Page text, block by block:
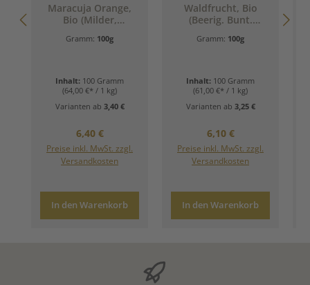
Maracuja Orange,
Bio (Milder,
aromatisierter
Gramm: 100g
Inhalt: 100 Gramm
(64,00 €* / 1 kg)
Varianten ab 3,40 €
Regulärer Preis:
6,40 €
Preise inkl. MwSt. zzgl.
Versandkosten
In den Warenkorb
Waldfrucht, Bio
(Beerig. Bunt.
Gramm: 100g
Inhalt: 100 Gramm
(61,00 €* / 1 kg)
Varianten ab 3,25 €
Regulärer Preis:
6,10 €
Preise inkl. MwSt. zzgl.
Versandkosten
In den Warenkorb